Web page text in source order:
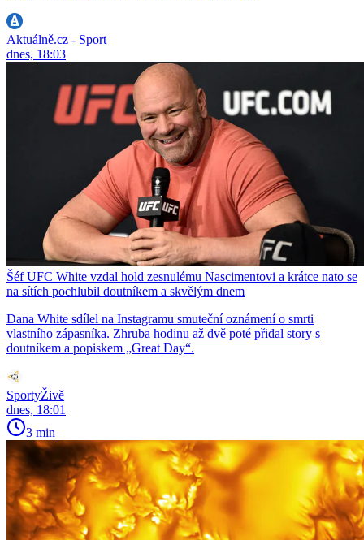
Aktuálně.cz - Sport
dnes, 18:03
Šéf UFC White vzdal hold zesnulému Nascimentovi a krátce nato se
na sítích pochlubil doutníkem a skvělým dnem
Dana White sdílel na Instagramu smuteční oznámení o smrti
vlastního zápasníka. Zhruba hodinu až dvě poté přidal story s
doutníkem a popiskem „Great Day“.
SportyŽivě
dnes, 18:01
3 min